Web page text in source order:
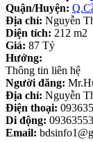
Quận/Huyện:
Địa chỉ: Nguyễn
Diện tích: 212 m2
Giá: 87 Tỷ
Hướng:
Thông tin liên hệ
Người đăng:
Địa chỉ: Nguyễn
Điện thoại:
Di động:
Email: